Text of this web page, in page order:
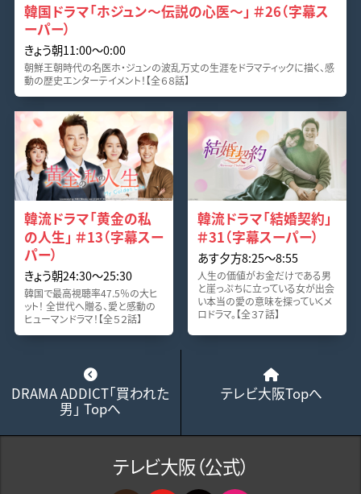
韓国ドラマ「ホジュン～伝説の心医～」 ＃26（字幕ス
ーパー）
きょう朝11:00～0:00
朝鮮王朝時代の名医ホ・ジュンの波乱万丈の生涯をドラマティックに描く、感
動の歴史エンターテイメント！【全６８話】
韓流ドラマ「黄金の私
の人生」 ＃13（字幕スー
パー）
きょう朝24:30～25:30
韓国で最高視聴率47.5％の大ヒ
ット！ 全世代へ贈る、愛と感動の
ヒューマンドラマ！【全５２話】
韓流ドラマ「結婚契約」
＃31（字幕スーパー）
あす夕方8:25～8:55
人生の価値がお金だけである男
と崖っぷちに立っている女が出会
い本当の愛の意味を探っていくメ
ロドラマ。【全３７話】
DRAMA ADDICT「買われた
男」 Topへ
テレビ大阪Topへ
テレビ大阪（公式）